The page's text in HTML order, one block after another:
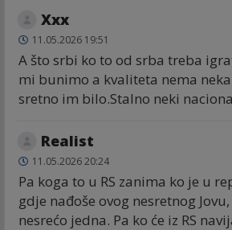
Xxx
11.05.2026 19:51
A što srbi ko to od srba treba
mi bunimo a kvaliteta nema
sretno im bilo.Stalno neki
Realist
11.05.2026 20:24
Pa koga to u RS zanima ko je u
gdje nađoše ovog nesretnog
nesrećo jedna. Pa ko će iz RS